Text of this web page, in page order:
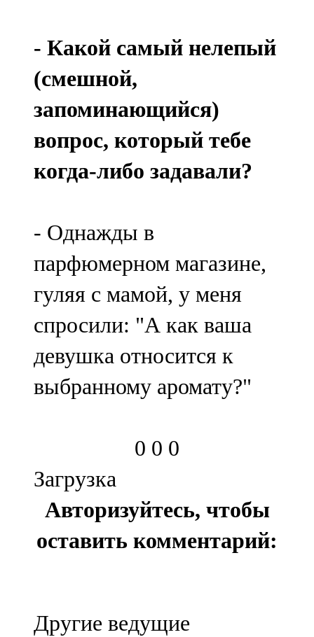
- Какой самый нелепый
(смешной,
запоминающийся)
вопрос, который тебе
когда-либо задавали?
- Однажды в
парфюмерном магазине,
гуляя с мамой, у меня
спросили: "А как ваша
девушка относится к
выбранному аромату?"
0 0 0
Загрузка
Авторизуйтесь, чтобы
оставить комментарий:
Другие ведущие